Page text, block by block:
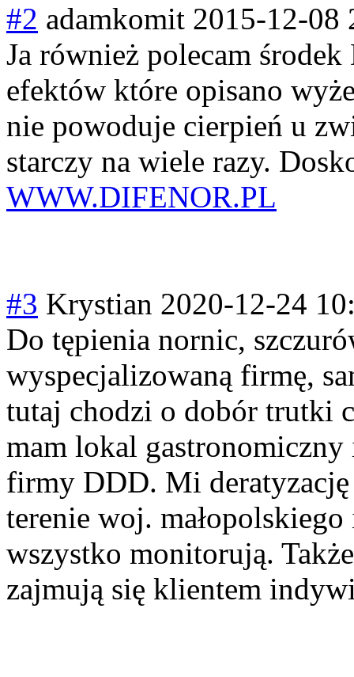
#2 adamkomit 2015-12-08
Ja również polecam
efektów które opisano
nie powoduje cierpień u
starczy na wiele razy.
WWW.DIFENOR.PL
#3 Krystian 2020-12-24
Do tępienia nornic,
wyspecjalizowaną firmę,
tutaj chodzi o dobór trutki
mam lokal gastronomiczny
firmy DDD. Mi
terenie woj.
wszystko monitorują.
zajmują się klientem